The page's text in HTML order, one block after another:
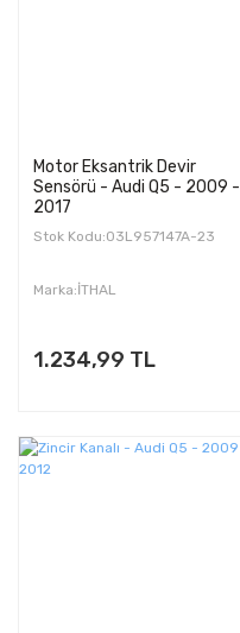
Motor Eksantrik Devir
Sensörü - Audi Q5 - 2009 -
2017
Stok Kodu:03L957147A-23
Marka:İTHAL
1.234,99 TL